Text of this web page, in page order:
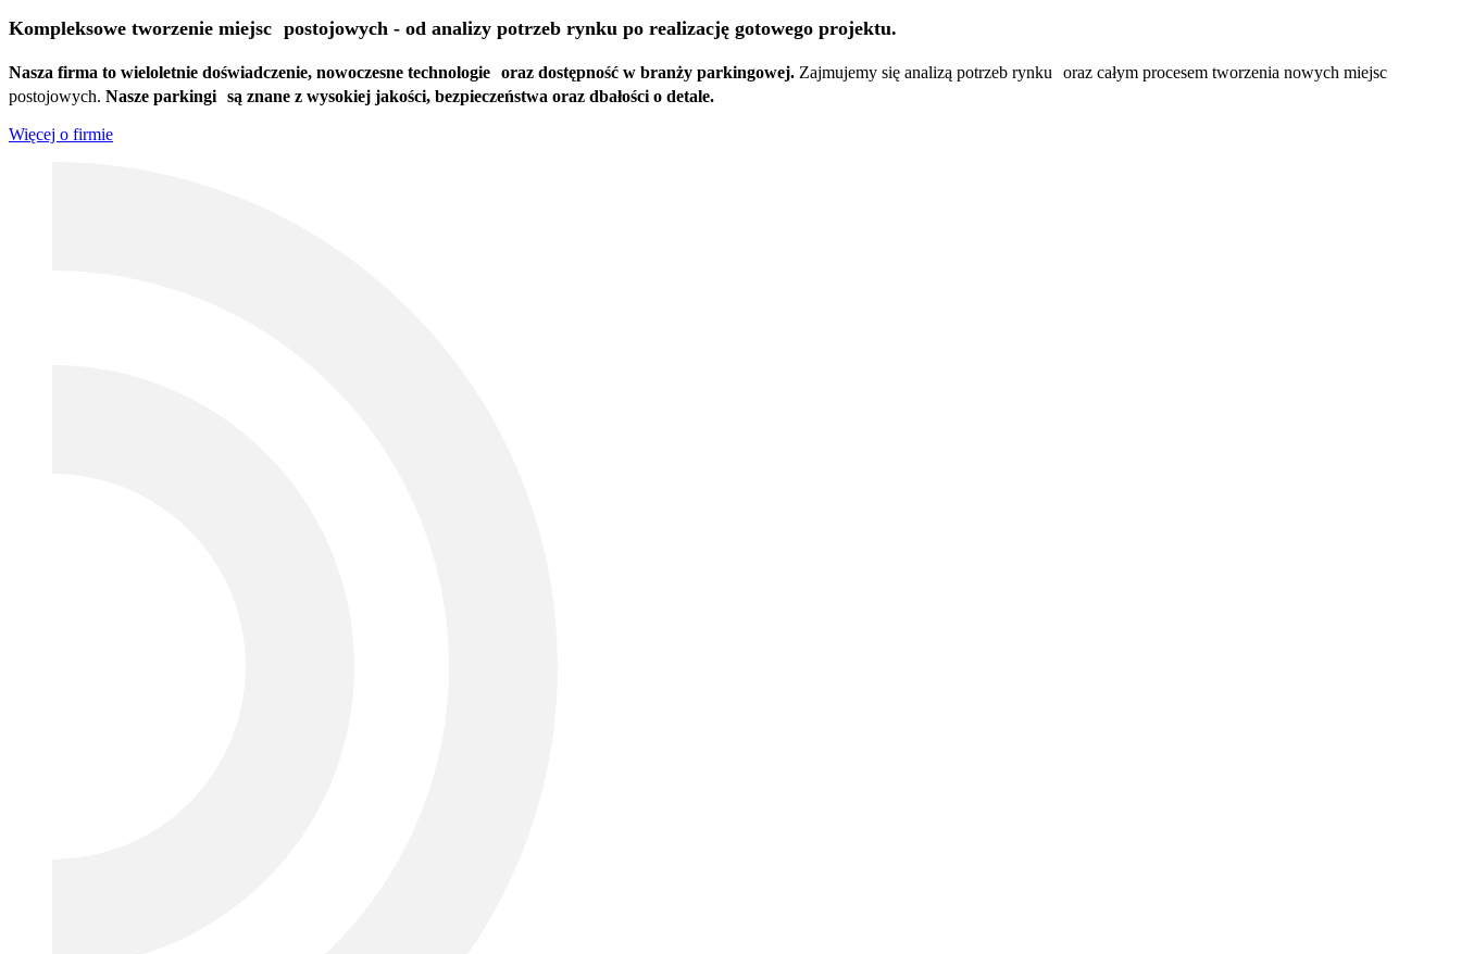
Kompleksowe tworzenie miejsc postojowych - od analizy potrzeb rynku po realizację gotowego projektu.
Nasza firma to wieloletnie doświadczenie, nowoczesne technologie oraz dostępność w branży parkingowej. Zajmujemy się analizą potrzeb rynku oraz całym procesem tworzenia nowych miejsc
postojowych. Nasze parkingi są znane z wysokiej jakości, bezpieczeństwa oraz dbałości o detale.
Więcej o firmie